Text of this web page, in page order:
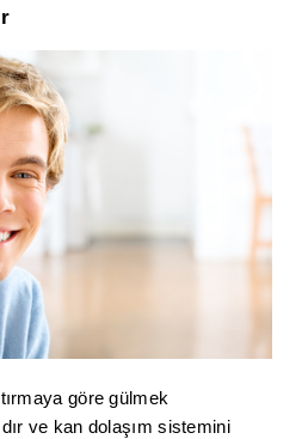
göre gülmek
ve kan dolaşım sistemini